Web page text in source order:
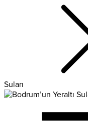
Suları